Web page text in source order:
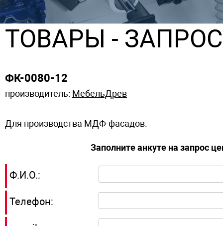
ТОВАРЫ -
ФК-0080-12
производитель: МебельДрев
Для производства МДФ-фасадов.
Заполните анкуте на запрос
Ф.И.О.:
Телефон: